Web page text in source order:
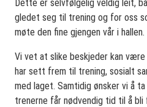
Dette er selvfølgelig veldig leit,
gledet seg til trening og for oss
møte den fine gjengen vår i hallen.
Vi vet at slike beskjeder kan
har sett frem til trening, sosialt
med laget. Samtidig ønsker vi å
trenerne får nødvendig tid til å bli